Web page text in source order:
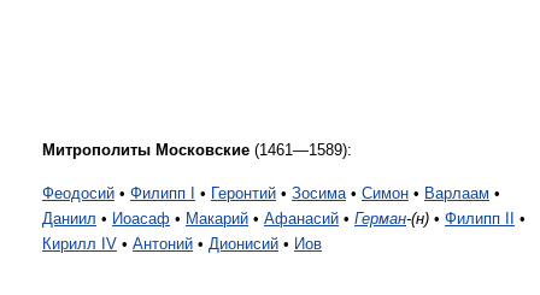
Митрополиты Московские (1461—1589):
Феодосий • Филипп I • Геронтий • Зосима• Симон • Варлаам •
Даниил • Иоасаф • Макарий • Афанасий • Герман-(н) • Филипп II
•
Кирилл IV • Антоний • Дионисий • Иов